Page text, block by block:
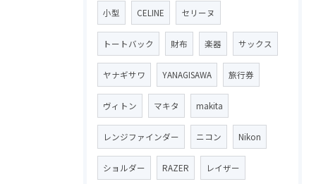
小型 CELINE セリーヌ
トートバック 財布 楽器 サックス
ヤナギサワ YANAGISAWA 旅行券
ヴィトン マキタ makita
レンジファインダー ニコン Nikon
ショルダー RAZER レイザー